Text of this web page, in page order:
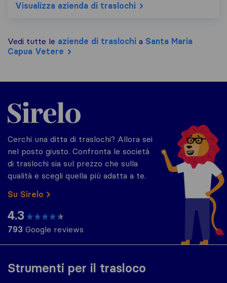
Visualizza azienda di traslochi
Vedi tutte le aziende di traslochi a Santa Maria
Capua Vetere
Strumenti per il trasloco
Sirelo.it
Cerchi una ditta di traslochi? Allora sei
nel posto giusto. Confronta le società
di traslochi sia sul prezzo che sulla
qualità e scegli quella più adatta a te.
Su Sirelo
4.3
793 Google reviews